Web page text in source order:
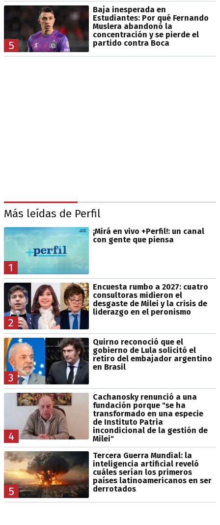
5
Baja inesperada en
Estudiantes: Por qué Fernando
Muslera abandonó la
concentración y se pierde el
partido contra Boca
Más leídas de Perfil
1
¡Mirá en vivo +Perfil!: un canal
con gente que piensa
2
Encuesta rumbo a 2027: cuatro
consultoras midieron el
desgaste de Milei y la crisis de
liderazgo en el peronismo
3
Quirno reconoció que el
gobierno de Lula solicitó el
retiro del embajador argentino
en Brasil
4
Cachanosky renunció a una
fundación porque "se ha
transformado en una especie
de Instituto Patria
incondicional de la gestión de
Milei"
5
Tercera Guerra Mundial: la
inteligencia artificial reveló
cuáles serían los primeros
países latinoamericanos en ser
derrotados